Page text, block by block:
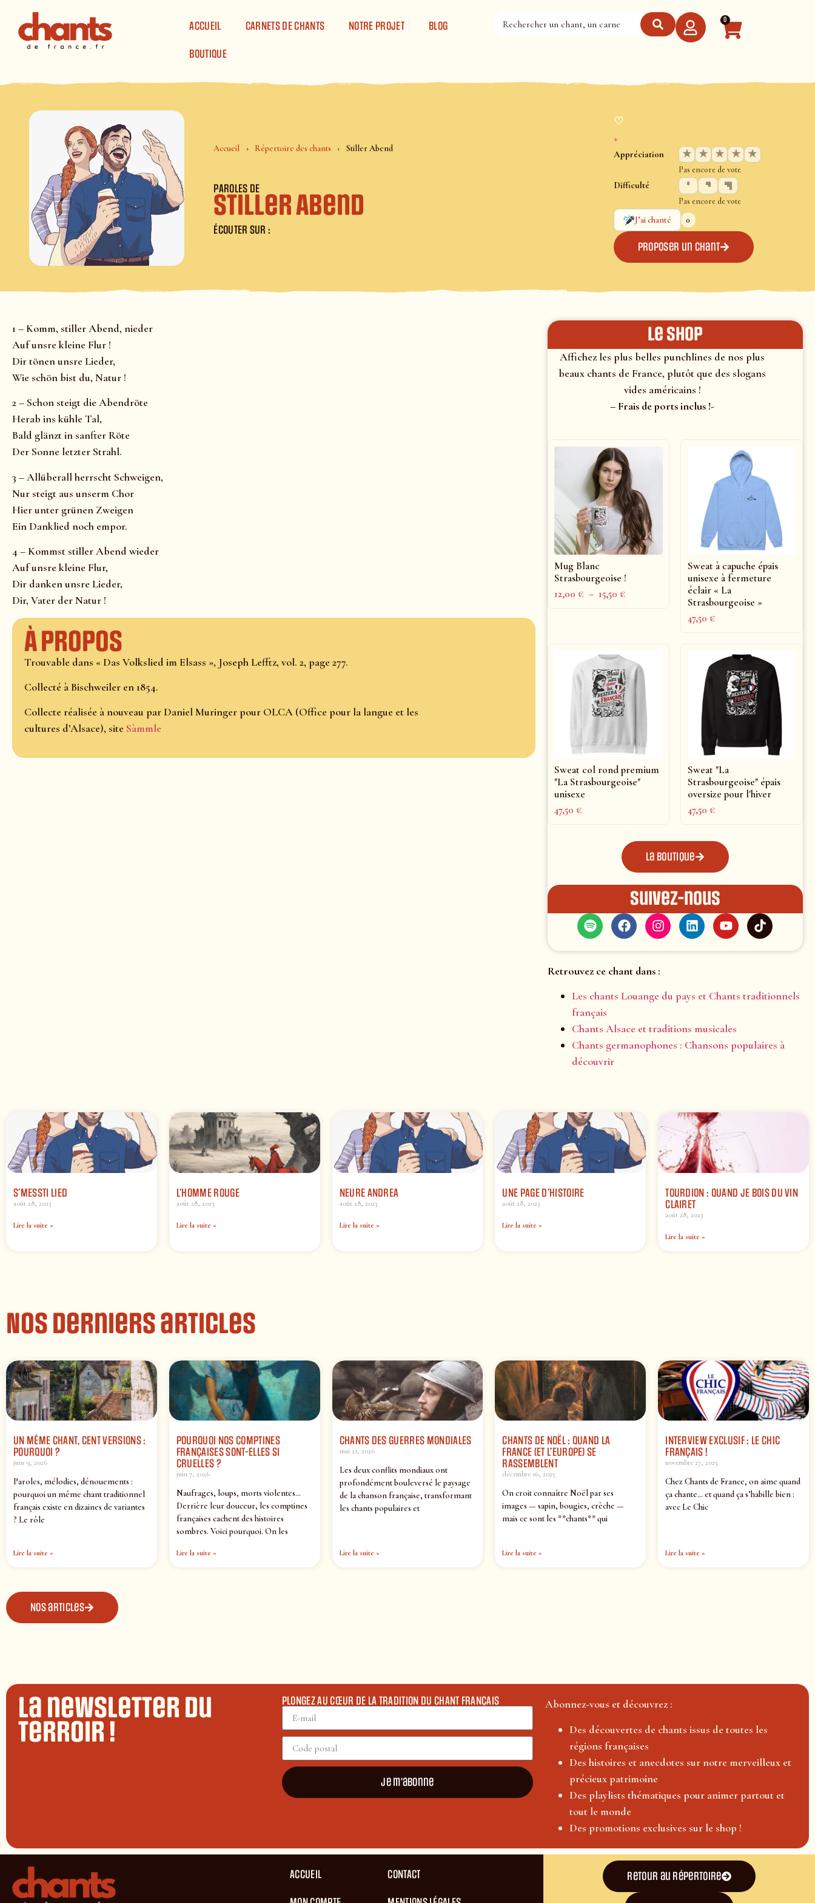
ACCUEIL
CARNETS DE CHANTS NOTRE PROJET BLOG
BOUTIQUE
0
Accueil Répertoire des chants Stiller Abend
PAROLES DE
Stiller Abend
ÉCOUTER SUR :
♡
+
Appréciation ★ ★ ★ ★ ★
Pas encore de vote
Difficulté
Pas encore de vote
J’ai chanté
0
Proposer un chant
1 – Komm, stiller Abend, nieder
Auf unsre kleine Flur !
Dir tönen unsre Lieder,
Wie schön bist du, Natur !
2 – Schon steigt die Abendröte
Herab ins kühle Tal,
Bald glänzt in sanfter Röte
Der Sonne letzter Strahl.
3 – Allüberall herrscht Schweigen,
Nur steigt aus unserm Chor
Hier unter grünen Zweigen
Ein Danklied noch empor.
4 – Kommst stiller Abend wieder
Auf unsre kleine Flur,
Dir danken unsre Lieder,
Dir, Vater der Natur !
À propos
Trouvable dans « Das Volkslied im Elsass », Joseph Lefftz, vol. 2, page 277.
Collecté à Bischweiler en 1854.
Collecte réalisée à nouveau par Daniel Muringer pour OLCA (Office pour la langue et les
cultures d’Alsace), site Sàmmle
le shop
Affichez les plus belles punchlines de nos plus
beaux chants de France, plutôt que des slogans
vides américains !
– Frais de ports inclus !-
Mug Blanc
Strasbourgeoise !
12,00€ – 15,50€
Sweat à capuche épais
unisexe à fermeture
éclair « La
Strasbourgeoise »
47,50€
Sweat col rond premium
"La Strasbourgeoise"
unisexe
47,50€
Sweat "La
Strasbourgeoise" épais
oversize pour l'hiver
47,50€
La boutique
Suivez-nous
Retrouvez ce chant dans :
Les chants Louange du pays et Chants traditionnels
français
Chants Alsace et traditions musicales
Chants germanophones : Chansons populaires à
découvrir
S’MESSTI LIED
août 28, 2023
Lire la suite »
L’HOMME ROUGE
août 28, 2023
Lire la suite »
NEURE ANDREA
août 28, 2023
Lire la suite »
UNE PAGE D’HISTOIRE
août 28, 2023
Lire la suite »
TOURDION : QUAND JE BOIS DU VIN
CLAIRET
août 28, 2023
Lire la suite »
Nos derniers articles
UN MÊME CHANT, CENT VERSIONS :
POURQUOI ?
juin 9, 2026
Paroles, mélodies, dénouements :
pourquoi un même chant traditionnel
français existe en dizaines de variantes
? Le rôle
Lire la suite »
POURQUOI NOS COMPTINES
FRANÇAISES SONT-ELLES SI
CRUELLES ?
juin 7, 2026
Naufrages, loups, morts violentes…
Derrière leur douceur, les comptines
françaises cachent des histoires
sombres. Voici pourquoi. On les
Lire la suite »
CHANTS DES GUERRES MONDIALES
mai 21, 2026
Les deux conflits mondiaux ont
profondément bouleversé le paysage
de la chanson française, transformant
les chants populaires et
Lire la suite »
CHANTS DE NOËL : QUAND LA
FRANCE (ET L’EUROPE) SE
RASSEMBLENT
décembre 16, 2025
On croit connaître Noël par ses
images — sapin, bougies, crèche —
mais ce sont les **chants** qui
Lire la suite »
INTERVIEW EXCLUSIF : LE CHIC
FRANÇAIS !
novembre 27, 2025
Chez Chants de France, on aime quand
ça chante… et quand ça s’habille bien :
avec Le Chic
Lire la suite »
Nos articles
La newsletter du
terroir !
PLONGEZ AU CŒUR DE LA TRADITION DU CHANT FRANÇAIS
Je m'abonne
Abonnez-vous et découvrez :
Des découvertes de chants issus de toutes les
régions françaises
Des histoires et anecdotes sur notre merveilleux et
précieux patrimoine
Des playlists thématiques pour animer partout et
tout le monde
Des promotions exclusives sur le shop !
ACCUEIL CONTACT Retour au répertoire